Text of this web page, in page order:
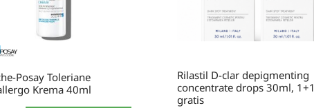
Posay Toleriane
Krema 40ml
Rilastil D-clar depigmenting
concentrate drops 30ml, 1+1
gratis